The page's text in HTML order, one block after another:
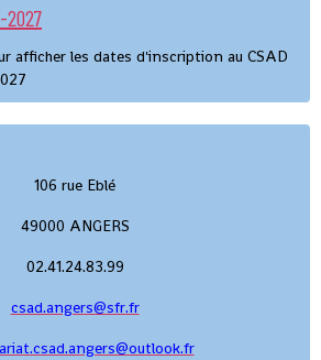
afficher les dates d'inscription au CSAD
106 rue Eblé
49000 ANGERS
02.41.24.83.99
csad.angers@sfr.fr